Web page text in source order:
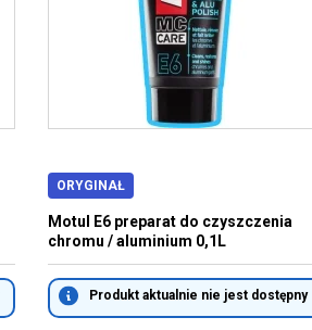
ORYGINAŁ
Motul E6 preparat do czyszczenia
chromu / aluminium 0,1L
Produkt aktualnie nie jest dostępny